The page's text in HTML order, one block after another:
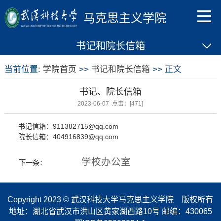
马克思主义学院
书记和院长信箱
当前位置: 学院首页 >> 书记和院长信箱 >> 正文
书记、院长信箱
2023-06-07 点击：[471]
书记信箱：911382715@qq.com
院长信箱：404916839@qq.com
下一条： 学校办公室
Copyright 2023 © 武汉科技大学马克思主义学院 版权所有
地址：湖北省武汉市洪山区黄家湖西路10号 邮编：430065